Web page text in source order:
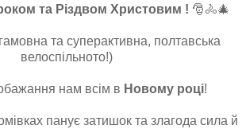
та Різдвом Христовим ! 🎅🚴🎄
та суперактивна, полтавська
велоспільното!)
нам всім в Новому році!
панує затишок та злагода сила й